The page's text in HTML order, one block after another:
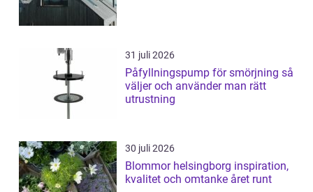
31 juli 2026
Påfyllningspump för smörjning så
väljer och använder man rätt
utrustning
30 juli 2026
Blommor helsingborg inspiration,
kvalitet och omtanke året runt